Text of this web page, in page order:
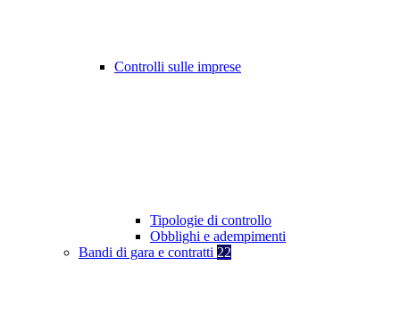
Controlli sulle imprese
Tipologie di controllo
Obblighi e adempimenti
Bandi di gara e contratti 22